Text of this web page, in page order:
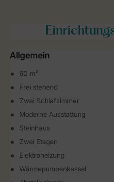
Allgemein
60 m²
Frei stehend
Zwei Schlafzimmer
Moderne Ausstattung
Steinhaus
Zwei Etagen
Elektroheizung
Wärmepumpenkessel